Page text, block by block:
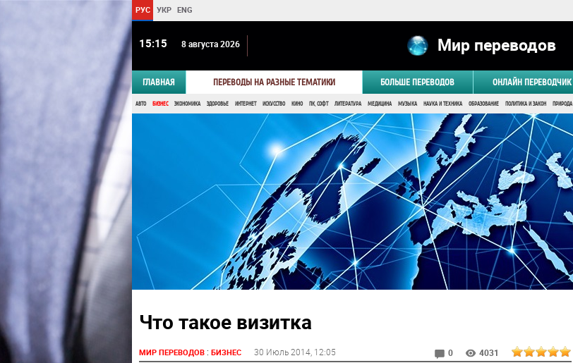
РУС УКР ENG
15 15 8 августа 2026 Мир переводов
ГЛАВНАЯ ПЕРЕВОДЫ НА РАЗНЫЕ ТЕМАТИКИ БОЛЬШЕ ПЕРЕВОДОВ ОНЛАЙН ПЕРЕВОДЧИК
АВТО БИЗНЕС ЭКОНОМИКА ЗДОРОВЬЕ ИНТЕРНЕТ ИСКУССТВО КИНО ПК, СОФТ ЛИТЕРАТУРА МЕДИЦИНА МУЗЫКА НАУКА И ТЕХНИКА ОБРАЗОВАНИЕ ПОЛИТИКА И ЗАКОН ПРИРОДА
Что такое визитка
МИР ПЕРЕВОДОВ: БИЗНЕС 30 Июль 2014, 12:05 0 4031